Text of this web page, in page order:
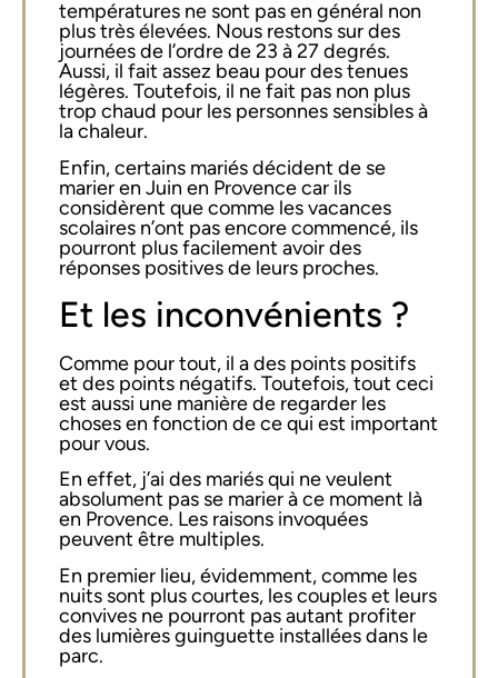
températures ne sont pas en général non
plus très élevées. Nous restons sur des
journées de l’ordre de 23 à 27 degrés.
Aussi, il fait assez beau pour des tenues
légères. Toutefois, il ne fait pas non plus
trop chaud pour les personnes sensibles à
la chaleur.
Enfin, certains mariés décident de se
marier en Juin en Provence car ils
considèrent que comme les vacances
scolaires n’ont pas encore commencé, ils
pourront plus facilement avoir des
réponses positives de leurs proches.
Et les inconvénients ?
Comme pour tout, il a des points positifs
et des points négatifs. Toutefois, tout ceci
est aussi une manière de regarder les
choses en fonction de ce qui est important
pour vous.
En effet, j’ai des mariés qui ne veulent
absolument pas se marier à ce moment là
en Provence. Les raisons invoquées
peuvent être multiples.
En premier lieu, évidemment, comme les
nuits sont plus courtes, les couples et leurs
convives ne pourront pas autant profiter
des lumières guinguette installées dans le
parc.